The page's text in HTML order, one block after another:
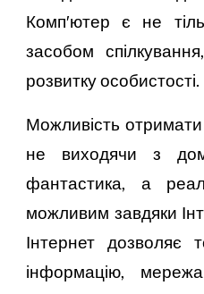
Комп′ютер є не
засобом
розвитку особистості.
Можливість
не виходячи з
фантастика, а
можливим завдяки
Інтернет дозволяє
інформацію,